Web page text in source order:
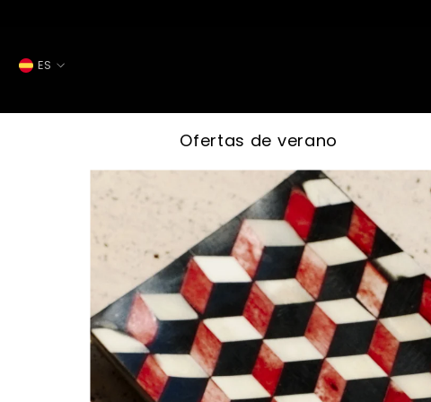
ES
FR
Ofertas de verano